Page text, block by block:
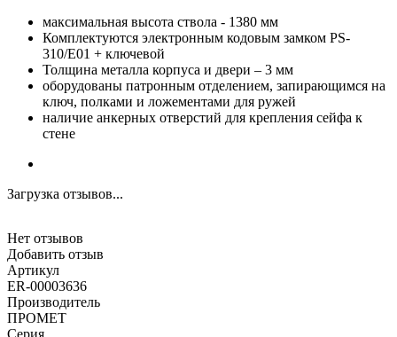
максимальная высота ствола - 1380 мм
Комплектуются электронным кодовым замком PS-
310/E01 + ключевой
Толщина металла корпуса и двери – 3 мм
оборудованы патронным отделением, запирающимся на
ключ, полками и ложементами для ружей
наличие анкерных отверстий для крепления сейфа к
стене
Загрузка отзывов...
Нет отзывов
Добавить отзыв
Артикул
ER-00003636
Производитель
ПРОМЕТ
Серия